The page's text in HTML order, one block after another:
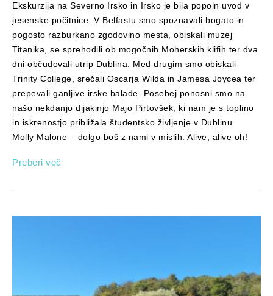
Ekskurzija na Severno Irsko in Irsko je bila popoln uvod v
jesenske počitnice. V Belfastu smo spoznavali bogato in
pogosto razburkano zgodovino mesta, obiskali muzej
Titanika, se sprehodili ob mogočnih Moherskih klifih ter dva
dni občudovali utrip Dublina. Med drugim smo obiskali
Trinity College, srečali Oscarja Wilda in Jamesa Joycea ter
prepevali ganljive irske balade. Posebej ponosni smo na
našo nekdanjo dijakinjo Majo Pirtovšek, ki nam je s toplino
in iskrenostjo približala študentsko življenje v Dublinu.
Molly Malone – dolgo boš z nami v mislih. Alive, alive oh!
Preberi več